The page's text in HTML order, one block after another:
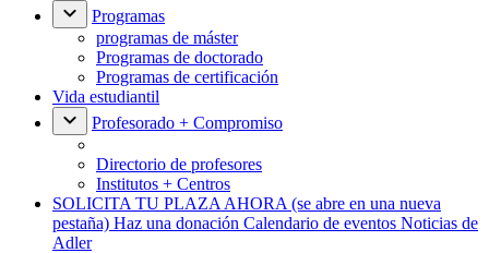
Programas
programas de máster
Programas de doctorado
Programas de certificación
Vida estudiantil
Profesorado + Compromiso
Directorio de profesores
Institutos + Centros
SOLICITA TU PLAZA AHORA (se abre en una nueva
pestaña) Haz una donación Calendario de eventos Noticias de
Adler